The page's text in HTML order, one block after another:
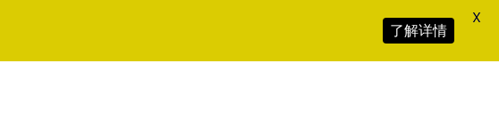
了解详情
X